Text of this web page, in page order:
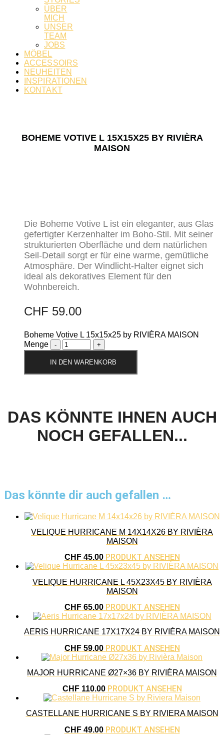
ÜBER
MICH
UNSER
TEAM
JOBS
MÖBEL
ACCESSOIRS
NEUHEITEN
INSPIRATIONEN
KONTAKT
BOHEME VOTIVE L 15X15X25 BY RIVIÈRA
MAISON
Die Boheme Votive L ist ein eleganter, aus Glas
gefertigter Kerzenhalter im Boho-Stil. Mit seiner
strukturierten Oberfläche und dem natürlichen
Seil-Detail sorgt er für eine warme, gemütliche
Atmosphäre. Der Windlicht-Halter eignet sich
ideal als dekoratives Element für den
Wohnbereich.
CHF 59.00
Boheme Votive L 15x15x25 by RIVIÈRA MAISON
Menge
IN DEN WARENKORB
DAS KÖNNTE IHNEN AUCH
NOCH GEFALLEN...
Das könnte dir auch gefallen …
VELIQUE HURRICANE M 14X14X26 BY RIVIÈRA
MAISON
CHF45.00 PRODUKT ANSEHEN
VELIQUE HURRICANE L 45X23X45 BY RIVIÈRA
MAISON
CHF65.00 PRODUKT ANSEHEN
AERIS HURRICANE 17X17X24 BY RIVIÈRA MAISON
CHF59.00 PRODUKT ANSEHEN
MAJOR HURRICANE Ø27×36 BY RIVIÈRA MAISON
CHF110.00 PRODUKT ANSEHEN
CASTELLANE HURRICANE S BY RIVIERA MAISON
CHF49.00 PRODUKT ANSEHEN